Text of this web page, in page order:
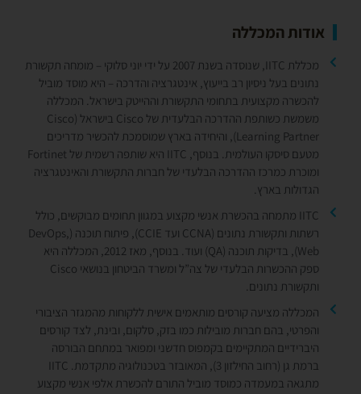
אודות המכללה
מכללת IITC, שנוסדה בשנת 2007 על ידי יוני סלוקי – מומחה תקשורת
נתונים בעל ניסיון רב בייעוץ, אינטגרציה והדרכה – היא מוסד מוביל
להכשרה מקצועית בתחומי התקשורת וההייטק בישראל. המכללה
משמשת כשותפת ההדרכה הבלעדית של Cisco בישראל (Cisco
Learning Partner), והיחידה בארץ שמוסמכת להכשיר מדריכים
מטעם סיסקו העולמית. בנוסף, IITC היא שותפה רשמית של Fortinet
ומוכרת כמרכז ההדרכה הבלעדי של חברות התקשורת והאינטגרציה
הגדולות בארץ.
IITC מתמחה בהכשרת אנשי מקצוע במגוון תחומים מבוקשים, כולל
רשתות ותקשורת נתונים (CCNA ועד CCIE), פיתוח תוכנה (DevOps,
Web), בדיקות תוכנה (QA) ועוד. בנוסף, מאז 2012, המכללה היא
ספק ההכשרות הבלעדי של צה”ל ומשרד הביטחון בנושאי Cisco
ותקשורת נתונים.
המכללה מציעה קורסים מותאמים אישית ללקוחות מהמגזר הציבורי
והפרטי, בהם חברות מובילות כמו בזק, סלקום, ובינת, לצד קורסים
היברידיים המתקיימים בקמפוס חדשני ומפואר במתחם הבורסה
ברמת גן (רחוב החילזון 3), המאובזר בטכנולוגיה מתקדמת. IITC
מתגאה במעמדה כמוסד מוביל התורם להכשרת אלפי אנשי מקצוע